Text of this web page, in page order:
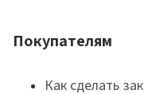
Покупателям
Как сделать